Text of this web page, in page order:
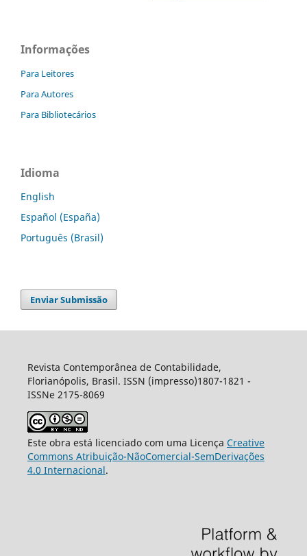
Informações
Para Leitores
Para Autores
Para Bibliotecários
Idioma
English
Español (España)
Português (Brasil)
Enviar Submissão
Revista Contemporânea de Contabilidade,
Florianópolis, Brasil. ISSN (impresso)1807-1821 -
ISSNe 2175-8069
Este obra está licenciado com uma Licença Creative
Commons Atribuição-NãoComercial-SemDerivações
4.0 Internacional.